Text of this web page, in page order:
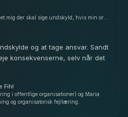
og at tage ansvar. Sandt
konsekvenserne, selv når det
Fihl
i offentlige organisationer) og Maria
og organisatorisk fejllæring.